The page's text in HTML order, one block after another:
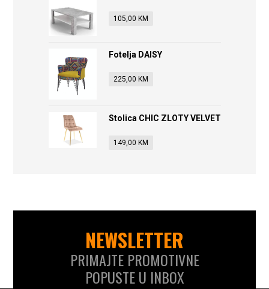
105,00 KM
Fotelja DAISY
225,00 KM
Stolica CHIC ZLOTY VELVET
149,00 KM
NEWSLETTER
PRIMAJTE PROMOTIVNE
POPUSTE U INBOX